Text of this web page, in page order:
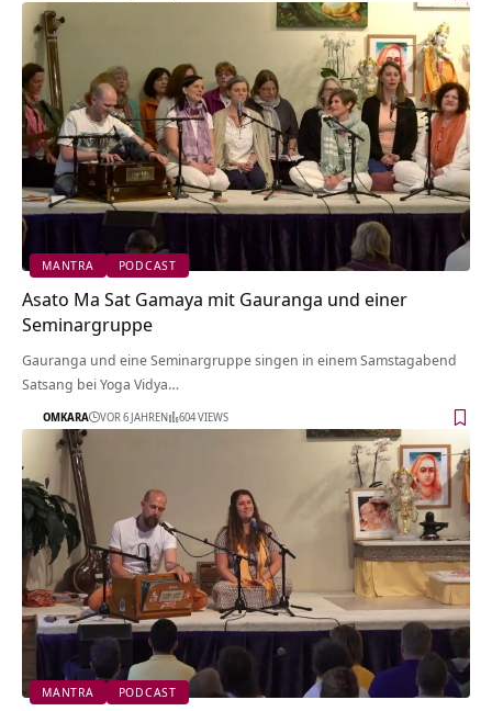
MANTRA PODCAST
Asato Ma Sat Gamaya mit Gauranga und einer
Seminargruppe
Gauranga und eine Seminargruppe singen in einem Samstagabend
Satsang bei Yoga Vidya…
OMKARA VOR 6 JAHREN 604 VIEWS
MANTRA PODCAST